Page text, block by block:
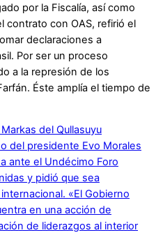
por la Fiscalía, así como
contrato con OAS, refirió el
declaraciones a
Por ser un proceso
a la represión de los
Éste amplía el tiempo de
del Qullasuyu
del presidente Evo Morales
ante el Undécimo Foro
y pidió que sea
«El Gobierno
en una acción de
de liderazgos al interior